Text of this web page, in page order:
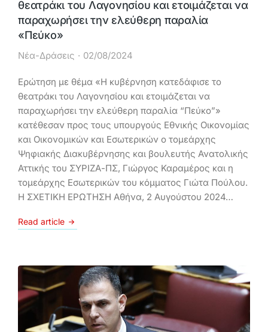
θεατράκι του Λαγονησίου και ετοιμάζεται να
παραχωρήσει την ελεύθερη παραλία
«Πεύκο»
Νέα-Δράσεις 02/08/2024
Ερώτηση με θέμα «Η κυβέρνηση κατεδάφισε το
θεατράκι του Λαγονησίου και ετοιμάζεται να
παραχωρήσει την ελεύθερη παραλία “Πεύκο”»
κατέθεσαν προς τους υπουργούς Εθνικής Οικονομίας
και Οικονομικών και Εσωτερικών ο τομεάρχης
Ψηφιακής Διακυβέρνησης και βουλευτής Ανατολικής
Αττικής του ΣΥΡΙΖΑ-ΠΣ, Γιώργος Καραμέρος και η
τομεάρχης Εσωτερικών του κόμματος Γιώτα Πούλου.
H ΣΧΕΤΙΚΗ ΕΡΩΤΗΣΗ Αθήνα, 2 Αυγούστου 2024…
Read article